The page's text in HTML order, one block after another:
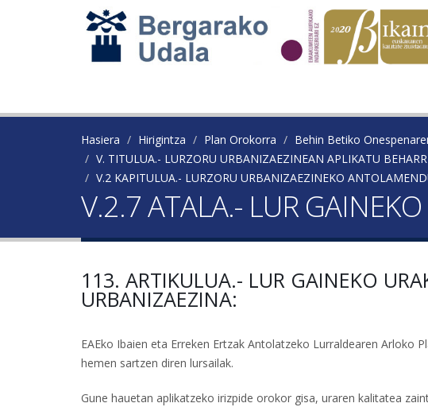
Hasiera Hirigintza Plan Orokorra Behin Betiko
V. TITULUA.- LURZORU URBANIZAEZINEAN APLIKATU
V.2 KAPITULUA.- LURZORU URBANIZAEZINEKO
V.2.7 ATALA.- LUR
113. ARTIKULUA.- LUR GAINEKO
URBANIZAEZINA:
EAEko Ibaien eta Erreken Ertzak Antolatzeko Lurraldearen Arloko
hemen sartzen diren lursailak.
Gune hauetan aplikatzeko irizpide orokor gisa, uraren kalitatea